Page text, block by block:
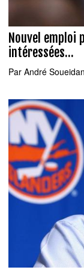
Nouvel emploi
intéressées...
Par André Soueidan